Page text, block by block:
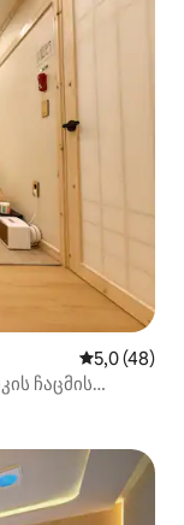
საშუალო
5,0 (48)
ჩაცმის
ნამფო-დონი,